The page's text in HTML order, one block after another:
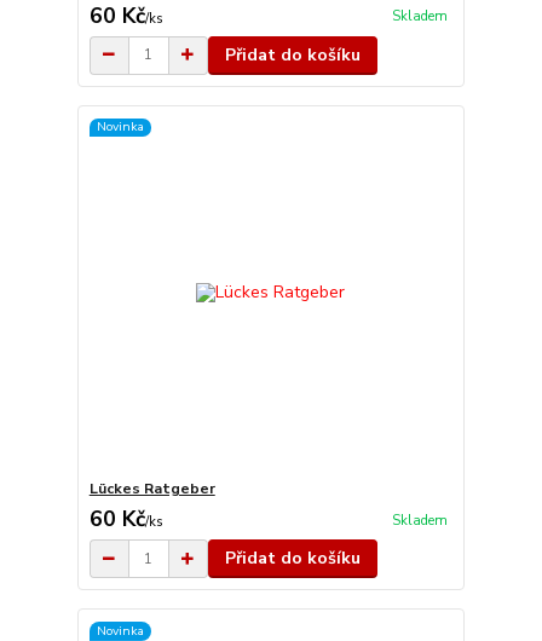
60 Kč/ks Skladem
Přidat do košíku
Novinka
Lückes Ratgeber
60 Kč/ks Skladem
Přidat do košíku
Novinka